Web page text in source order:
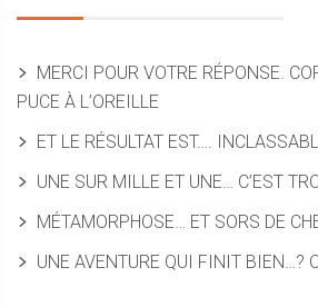
MERCI POUR VOTRE RÉPONSE.
PUCE À L’OREILLE
ET LE RÉSULTAT EST….
UNE SUR MILLE ET UNE… C’EST
MÉTAMORPHOSE… ET SORS DE
UNE AVENTURE QUI FINIT BIEN…?